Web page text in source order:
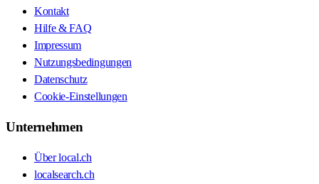
Kontakt
Hilfe & FAQ
Impressum
Nutzungsbedingungen
Datenschutz
Cookie-Einstellungen
Unternehmen
Über local.ch
localsearch.ch